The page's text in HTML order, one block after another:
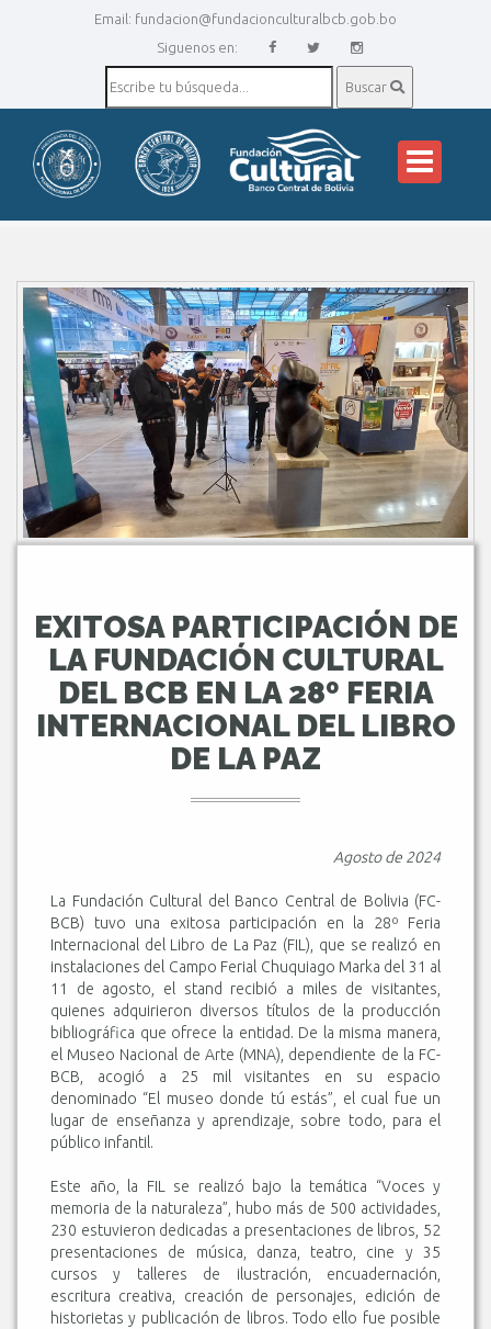
Email: fundacion@fundacionculturalbcb.gob.bo
Siguenos en:
Buscar
EXITOSA PARTICIPACIÓN DE
LA FUNDACIÓN CULTURAL
DEL BCB EN LA 28º FERIA
INTERNACIONAL DEL LIBRO
DE LA PAZ
Agosto de 2024
La Fundación Cultural del Banco Central de Bolivia (FC-
BCB) tuvo una exitosa participación en la 28º Feria
Internacional del Libro de La Paz (FIL), que se realizó en
instalaciones del Campo Ferial Chuquiago Marka del 31 al
11 de agosto, el stand recibió a miles de visitantes,
quienes adquirieron diversos títulos de la producción
bibliográfica que ofrece la entidad. De la misma manera,
el Museo Nacional de Arte (MNA), dependiente de la FC-
BCB, acogió a 25 mil visitantes en su espacio
denominado “El museo donde tú estás”, el cual fue un
lugar de enseñanza y aprendizaje, sobre todo, para el
público infantil.
Este año, la FIL se realizó bajo la temática “Voces y
memoria de la naturaleza”, hubo más de 500 actividades,
230 estuvieron dedicadas a presentaciones de libros, 52
presentaciones de música, danza, teatro, cine y 35
cursos y talleres de ilustración, encuadernación,
escritura creativa, creación de personajes, edición de
historietas y publicación de libros. Todo ello fue posible